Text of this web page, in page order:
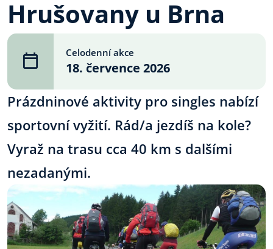
Hrušovany u Brna
Celodenní akce
18. července 2026
Prázdninové aktivity pro singles nabízí
sportovní vyžití. Rád/a jezdíš na kole?
Vyraž na trasu cca 40 km s dalšími
nezadanými.